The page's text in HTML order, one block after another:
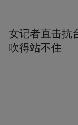
女记者直击抗
吹得站不住